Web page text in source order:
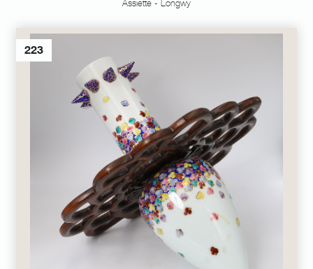
Assiette - Longwy
223